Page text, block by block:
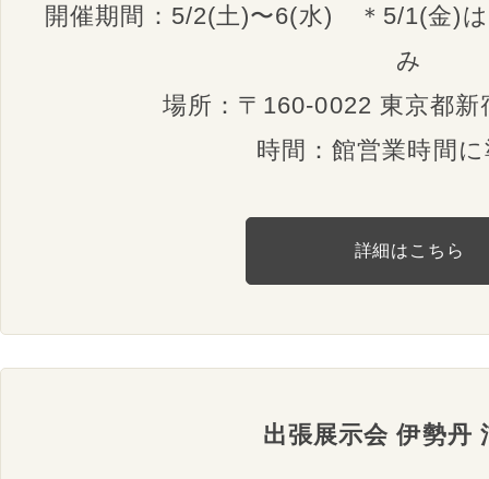
開催期間：5/2(土)〜6(水) ＊5/1(金)
み
場所：〒160-0022 東京都
時間：館営業時間
詳細はこちら
出張展示会 伊勢丹